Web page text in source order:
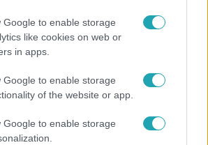
Google to enable storage
like cookies on web or
in apps.
Google to enable storage
of the website or app.
Google to enable storage